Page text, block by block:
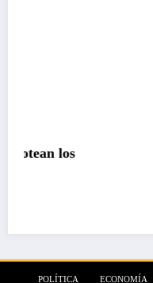
Bancamía
POLÍTICA ECONOMÍA